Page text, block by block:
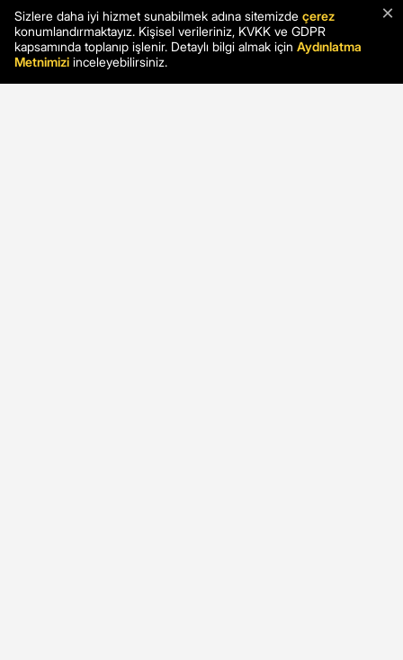
×
Sizlere daha iyi hizmet sunabilmek adına sitemizde çerez
konumlandırmaktayız. Kişisel verileriniz, KVKK ve GDPR
kapsamında toplanıp işlenir. Detaylı bilgi almak için Aydınlatma
Metnimizi inceleyebilirsiniz.